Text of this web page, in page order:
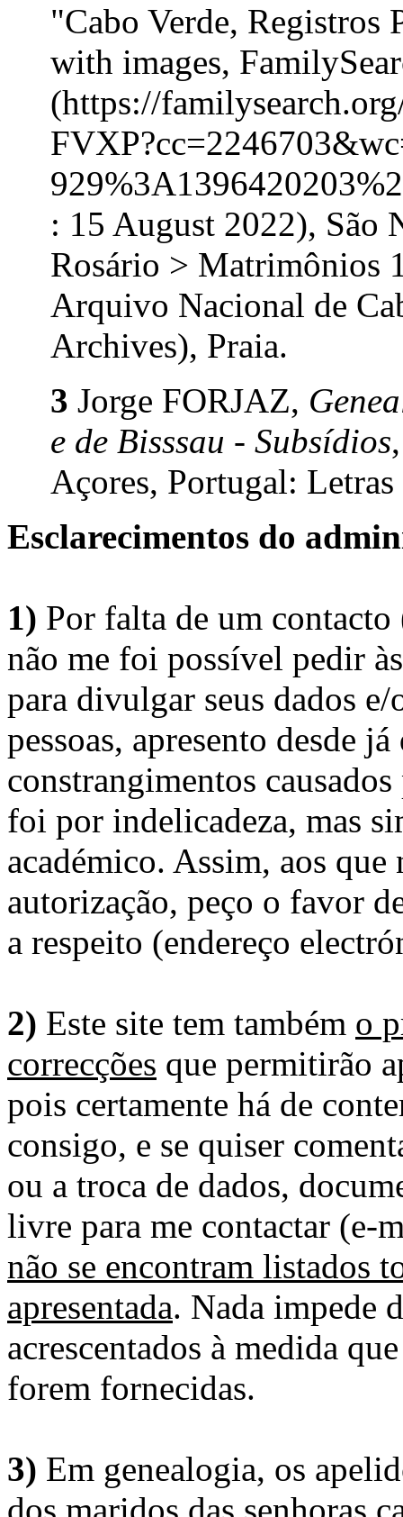
"Cabo Verde, Registros
with images,
(https://
: 15 August 2022), São
Rosário > Matrimônios
Arquivo Nacional de
Archives), Praia.
3 Jorge FORJAZ,
e de Bisssau - Subsídios
Açores, Portugal:
Esclarecimentos do
1) Por falta de um
não me foi possível pedir
para divulgar seus dados
pessoas, apresento desde
constrangimentos
foi por indelicadeza, mas
académico. Assim, aos
autorização, peço o favor
a respeito (endereço
2) Este site tem também o
correcções que permitirão
pois certamente há de
consigo, e se quiser
ou a troca de dados,
livre para me contactar (e-
não se encontram listados
apresentada. Nada impede
acrescentados à medida
forem fornecidas.
3) Em genealogia, os
dos maridos das senhoras